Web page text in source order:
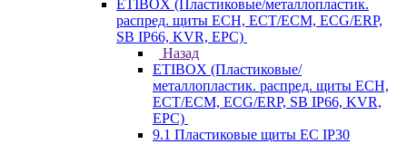
ETIBOX (Пластиковые/металлопластик.
распред. щиты ECH, ECT/ECM, ECG/ERP,
SB IP66, KVR, EPC)
Назад
ETIBOX (Пластиковые/
металлопластик. распред. щиты ECH,
ECT/ECM, ECG/ERP, SB IP66, KVR,
EPC)
9.1 Пластиковые щиты EC IP30